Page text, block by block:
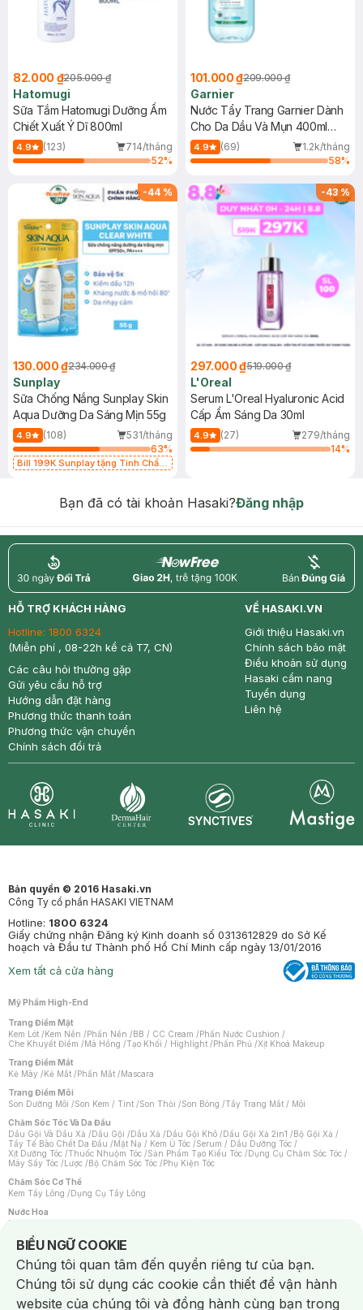
82.000 ₫205.000 ₫
Hatomugi
Sữa Tắm Hatomugi Dưỡng Ẩm
Chiết Xuất Ý Dĩ 800ml
4.9 (123)
714/tháng
52%
101.000 ₫209.000 ₫
Garnier
Nước Tẩy Trang Garnier Dành
Cho Da Dầu Và Mụn 400ml
(Mới)
4.9 (69)
1.2k/tháng
58%
-44 %
130.000 ₫234.000 ₫
Sunplay
Sữa Chống Nắng Sunplay Skin
Aqua Dưỡng Da Sáng Mịn 55g
4.9 (108)
531/tháng
63%
Bill 199K Sunplay tặng Tinh Chất
-43%
297.000 ₫519.000 ₫
L'Oreal
Serum L'Oreal Hyaluronic Acid
Cấp Ẩm Sáng Da 30ml
4.9 (27)
279/tháng
14%
Bạn đã có tài khoản Hasaki?Đăng nhập
return nowfree price
HỖ TRỢ KHÁCH HÀNG
Hotline: 1800 6324
(Miễn phí , 08-22h kể cả T7, CN)
Các câu hỏi thường gặp
Gửi yêu cầu hỗ trợ
Hướng dẫn đặt hàng
Phương thức thanh toán
Phương thức vận chuyển
Chính sách đổi trả
VỀ HASAKI.VN
Giới thiệu Hasaki.vn
Chính sách bảo mật
Điều khoản sử dụng
Hasaki cẩm nang
Tuyển dụng
Liên hệ
Bản quyền © 2016 Hasaki.vn
Công Ty cổ phần HASAKI VIETNAM
Hotline: 1800 6324
Giấy chứng nhận Đăng ký Kinh doanh số 0313612829 do Sở Kế
hoạch và Đầu tư Thành phố Hồ Chí Minh cấp ngày 13/01/2016
Xem tất cả cửa hàng
Mỹ Phẩm High-End
Trang Điểm Mặt
Kem Lót /Kem Nền /Phấn Nền /BB / CC Cream /Phấn Nước Cushion /
Che Khuyết Điểm /Má Hồng /Tạo Khối / Highlight /Phấn Phủ /Xịt Khoá Makeup
Trang Điểm Mắt
Kẻ Mày /Kẻ Mắt /Phấn Mắt /Mascara
Trang Điểm Môi
Son Dưỡng Môi /Son Kem / Tint /Son Thỏi /Son Bóng /Tẩy Trang Mắt / Môi
Chăm Sóc Tóc Và Da Đầu
Dầu Gội Và Dầu Xả /Dầu Gội /Dầu Xả /Dầu Gội Khô /Dầu Gội Xả 2in1 /Bộ Gội Xả /
Tẩy Tế Bào Chết Da Đầu /Mặt Nạ / Kem Ủ Tóc /Serum / Dầu Dưỡng Tóc /
Xịt Dưỡng Tóc /Thuốc Nhuộm Tóc /Sản Phẩm Tạo Kiểu Tóc /Dụng Cụ Chăm Sóc Tóc /
Máy Sấy Tóc /Lược /Bộ Chăm Sóc Tóc /Phụ Kiện Tóc
Chăm Sóc Cơ Thể
Kem Tẩy Lông /Dụng Cụ Tẩy Lông
Nước Hoa
Nước Hoa Nữ
Chăm Sóc Cá Nhân
Chống Muỗi /Khẩu Trang /Máy Massage/Mặt Nạ Xông Hơi /Nước Rửa Tay/
Sản Phẩm Chăm Sóc Khác /Bàn Chải Đánh Răng /Bàn Chải Điện/
Hỗ Trợ Trắng Răng/Kem Đánh Răng /Máy Tăm Nước/ Nước Súc Miệng/
Tăm / Chỉ Nha Khoa/ Xịt Thơm Miệng / Dung Dịch Vệ Sinh/Dưỡng Vùng Kín/
Khăn Ướt Vệ Sinh Vùng Kín/Băng Vệ Sinh/Tampon/Bọt Cạo Râu /Dao Cạo Râu/
BIỂU NGỮ COOKIE
Notice about cookies usage
Chúng tôi quan tâm đến quyền riêng tư của bạn.
Chúng tôi sử dụng các cookie cần thiết để vận hành
website của chúng tôi và đồng hành cùng bạn trong